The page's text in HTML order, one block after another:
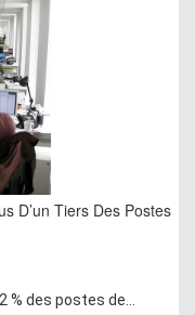
D’un Tiers Des Postes
des postes de...